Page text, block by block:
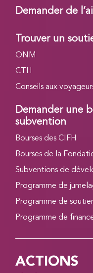
Demander de
Trouver un
ONM
CTH
Conseils aux
Demander une
subvention
Bourses des CIFH
Bourses de la
Subventions de
Programme de
Programme de
Programme de
ACTIONS